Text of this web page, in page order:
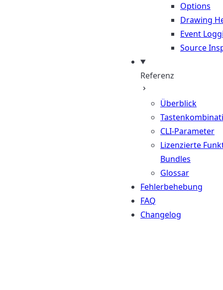
Options
Drawing
Event
Source
Referenz
Überblick
CLI-Parameter
Lizenzierte
Bundles
Glossar
Fehlerbehebung
FAQ
Changelog